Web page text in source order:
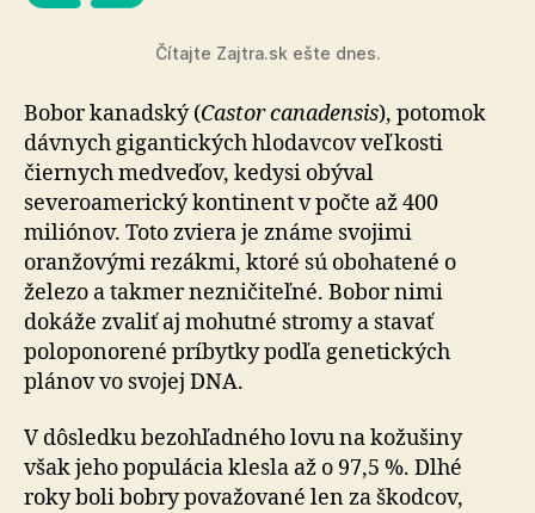
Čítajte Zajtra.sk ešte dnes.
Bobor kanadský (Castor canadensis), potomok
dávnych gigantických hlodavcov veľkosti
čiernych medveďov, kedysi obýval
severoamerický kontinent v počte až 400
miliónov. Toto zviera je známe svojimi
oranžovými re­zák­mi, ktoré sú obohatené o
železo a takmer nezničiteľné. Bobor nimi
dokáže zvaliť aj mohutné stromy a stavať
poloponorené príbytky podľa genetických
plánov vo svo­jej DNA.
V dôsledku bezohľadného lovu na kožušiny
však jeho populácia klesla až o 97,5 %. Dlhé
roky boli bobry po­va­žo­va­né len za škodcov,